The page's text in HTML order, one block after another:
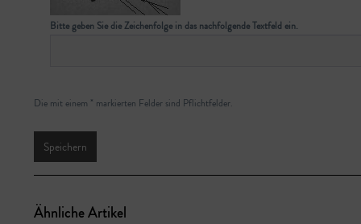
Bitte geben Sie die Zeichenfolge in das nachfolgende Textfeld ein.
Die mit einem * markierten Felder sind Pflichtfelder.
Speichern
Ähnliche Artikel